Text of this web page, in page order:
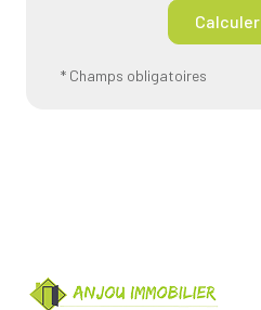
Calculer
* Champs obligatoires